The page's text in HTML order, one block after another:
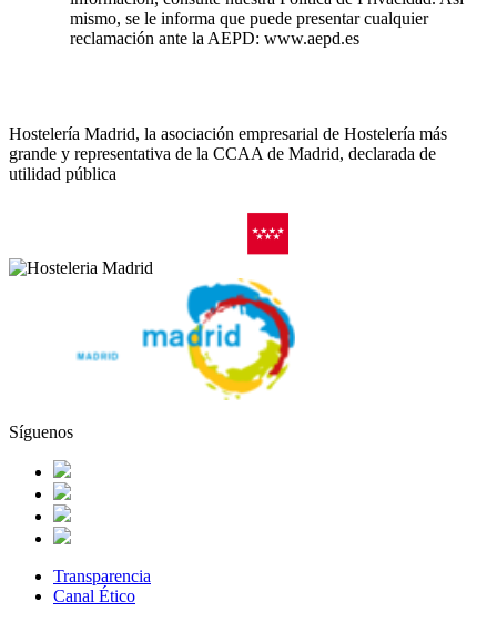
mismo, se le informa que puede presentar cualquier
reclamación ante la AEPD: www.aepd.es
Hostelería Madrid, la asociación empresarial de Hostelería más
grande y representativa de la CCAA de Madrid, declarada de
utilidad pública
Síguenos
Transparencia
Canal Ético